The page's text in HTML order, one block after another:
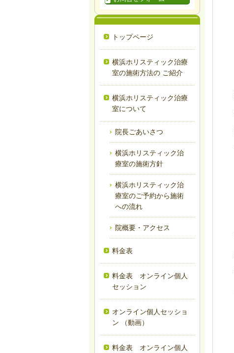
トップページ
横浜ホリスティック治療
室の施術方法の ご紹介
横浜ホリスティック治療
室について
院長ごあいさつ
横浜ホリスティック治
療室の施術方針
横浜ホリスティック治
療室のご予約から施術
への流れ
院概要・アクセス
料金表
料金表 オンライン個人
セッション
オンライン個人セッショ
ン （動画）
料金表 オンライン個人